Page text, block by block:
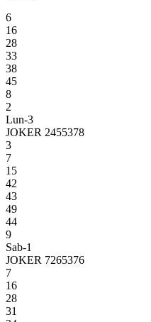
6
16
28
33
38
45
8
2
Lun-3
JOKER 2455378
3
7
15
42
43
49
44
9
Sab-1
JOKER 7265376
7
16
28
31